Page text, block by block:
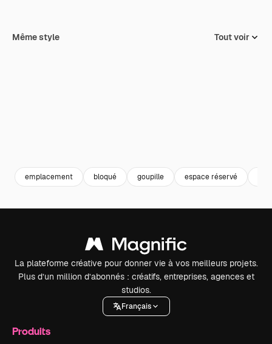
Même style Tout voir
emplacement bloqué goupille espace réservé
La plateforme créative pour donner vie à vos meilleurs projets.
Plus d’un million d’abonnés : créatifs, entreprises, agences et
studios.
Français
Produits